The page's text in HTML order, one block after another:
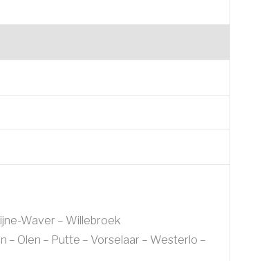
Waver – Willebroek
– Olen – Putte – Vorselaar – Westerlo –